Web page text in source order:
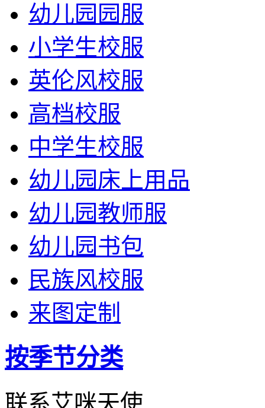
幼儿园园服
小学生校服
英伦风校服
高档校服
中学生校服
幼儿园床上用品
幼儿园教师服
幼儿园书包
民族风校服
来图定制
按季节分类